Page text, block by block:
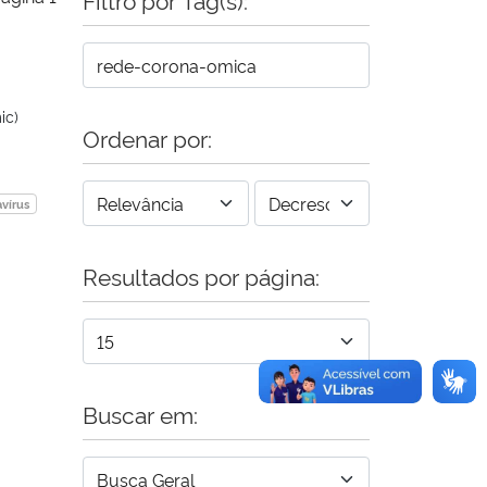
Ordenar por:
Resultados por página:
Buscar em: